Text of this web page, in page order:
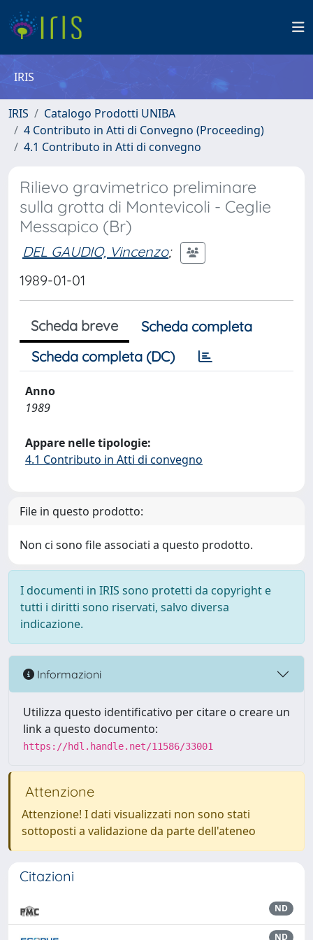
IRIS
IRIS
Catalogo Prodotti UNIBA
4 Contributo in Atti di Convegno (Proceeding)
4.1 Contributo in Atti di convegno
Rilievo gravimetrico preliminare
sulla grotta di Montevicoli - Ceglie
Messapico (Br)
DEL GAUDIO, Vincenzo;
1989-01-01
Scheda breve
Scheda completa
Scheda completa (DC)
Anno
1989
Appare nelle tipologie:
4.1 Contributo in Atti di convegno
File in questo prodotto:
Non ci sono file associati a questo prodotto.
I documenti in IRIS sono protetti da copyright e
tutti i diritti sono riservati, salvo diversa
indicazione.
Informazioni
Utilizza questo identificativo per citare o creare un
link a questo documento:
https://hdl.handle.net/11586/33001
Attenzione
Attenzione! I dati visualizzati non sono stati
sottoposti a validazione da parte dell'ateneo
Citazioni
ND
ND